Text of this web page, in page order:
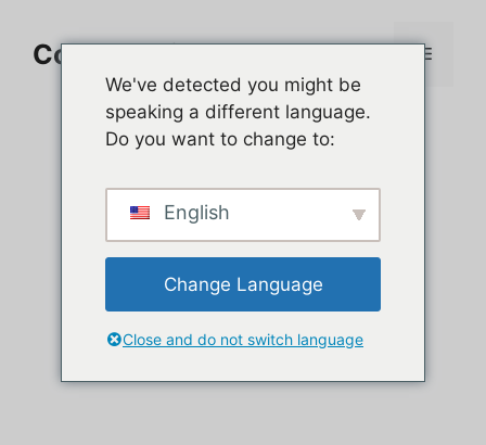
contenuComment jouer sur PC Menu
We've detected you might be
speaking a different language.
Do you want to change to:
English
Change Language
Close and do not switch language